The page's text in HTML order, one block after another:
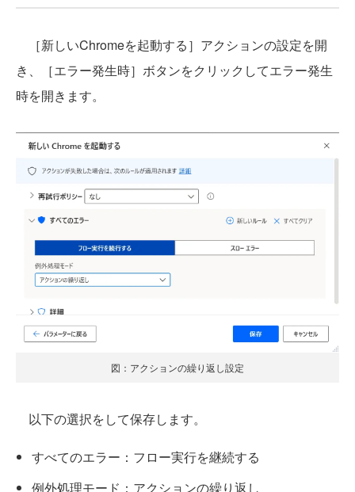
［新しいChromeを起動する］アクションの設定を開
き、［エラー発生時］ボタンをクリックしてエラー発生
時を開きます。
図：アクションの繰り返し設定
以下の選択をして保存します。
すべてのエラー：フロー実行を継続する
例外処理モード：アクションの繰り返し